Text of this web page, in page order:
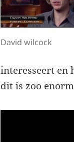
David wilcock
interesseert en
dit is zoo